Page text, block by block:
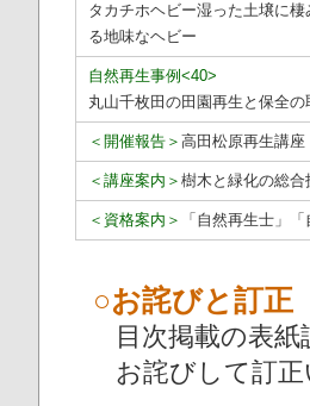
タカチホヘビー湿った土壌に
る地味なヘビー
自然再生事例<40>
丸山千枚田の田園再生と保全の
＜開催報告＞ 高田松原再生講座
＜講座案内＞ 樹木と緑化の総合
＜資格案内＞ 「自然再生士」
○お詫びと訂正
目次掲載の表紙
お詫びして訂正